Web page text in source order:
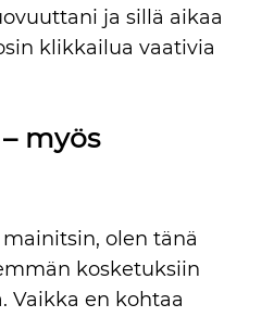
ja sillä aikaa
klikkailua vaativia
myös
olen tänä
kosketuksiin
Vaikka en kohtaa